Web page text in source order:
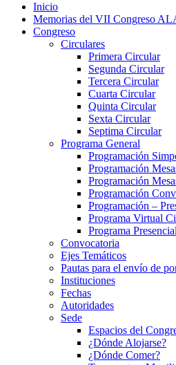
Inicio
Memorias del VII Congreso
Congreso
Circulares
Primera Circular
Segunda Circular
Tercera Circular
Cuarta Circular
Quinta Circular
Sexta Circular
Septima Circular
Programa General
Programación
Programación
Programación
Programación
Programación –
Programa Virtual
Programa
Convocatoria
Ejes Temáticos
Pautas para el envío de
Instituciones
Fechas
Autoridades
Sede
Espacios del
¿Dónde Alojarse?
¿Dónde Comer?